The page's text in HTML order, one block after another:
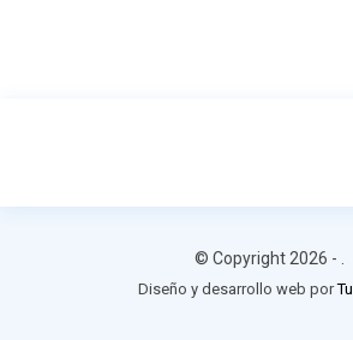
© Copyright 2026 -
Diseño y desarrollo web por